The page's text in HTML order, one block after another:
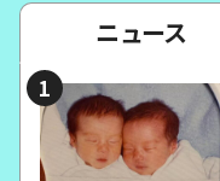
ニュース